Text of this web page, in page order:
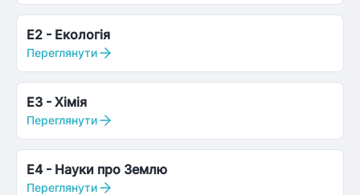
E2 - Екологія
Переглянути
E3 - Хімія
Переглянути
E4- Науки про Землю
Переглянути